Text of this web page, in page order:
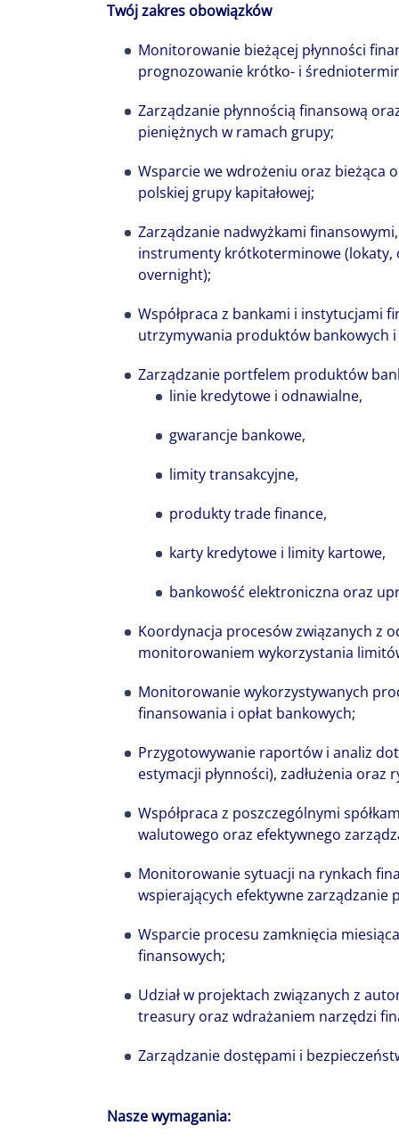
Twój zakres obowiązków
Monitorowanie bieżącej płynności
prognozowanie krótko- i
Zarządzanie płynnością finansową
pieniężnych w ramach grupy;
Wsparcie we wdrożeniu oraz bieżąca
polskiej grupy kapitałowej;
Zarządzanie nadwyżkami
instrumenty krótkoterminowe
overnight);
Współpraca z bankami i instytucjami
utrzymywania produktów bankowych
Zarządzanie portfelem produktów
linie kredytowe i odnawialne,
gwarancje bankowe,
limity transakcyjne,
produkty trade finance,
karty kredytowe i limity kartowe,
bankowość elektroniczna oraz
Koordynacja procesów związanych z
monitorowaniem wykorzystania
Monitorowanie wykorzystywanych
finansowania i opłat bankowych;
Przygotowywanie raportów i analiz
estymacji płynności), zadłużenia oraz
Współpraca z poszczególnymi
walutowego oraz efektywnego
Monitorowanie sytuacji na rynkach
wspierających efektywne zarządzanie
Wsparcie procesu zamknięcia
finansowych;
Udział w projektach związanych z
treasury oraz wdrażaniem narzędzi
Zarządzanie dostępami i
Nasze wymagania:
Ile ludzi tyle
bogactwo i
Każdy
historię, a
naszą